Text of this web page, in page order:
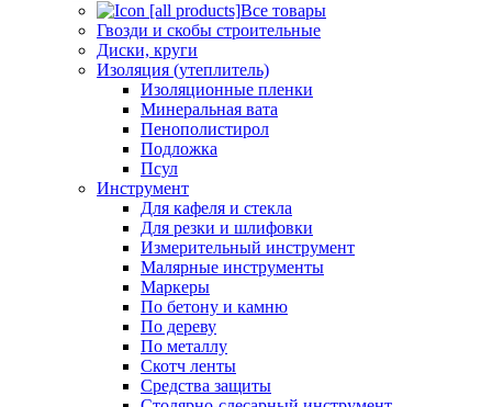
Все товары
Гвозди и скобы строительные
Диски, круги
Изоляция (утеплитель)
Изоляционные пленки
Минеральная вата
Пенополистирол
Подложка
Псул
Инструмент
Для кафеля и стекла
Для резки и шлифовки
Измерительный инструмент
Малярные инструменты
Маркеры
По бетону и камню
По дереву
По металлу
Скотч ленты
Средства защиты